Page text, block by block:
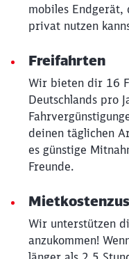
mobiles Endgerät,
privat nutzen
Freifahrten
Wir bieten dir 16
Deutschlands pro
deinen täglichen
es günstige
Freunde.
Wir unterstützen
anzukommen!